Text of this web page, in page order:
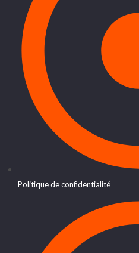
Politique de confidentialité